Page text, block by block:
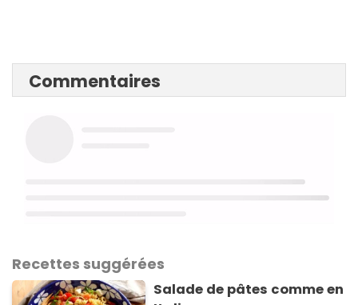
Commentaires
Recettes suggérées
Salade de pâtes comme en